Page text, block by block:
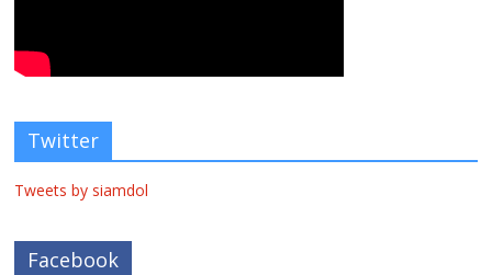
Twitter
Tweets by siamdol
Facebook